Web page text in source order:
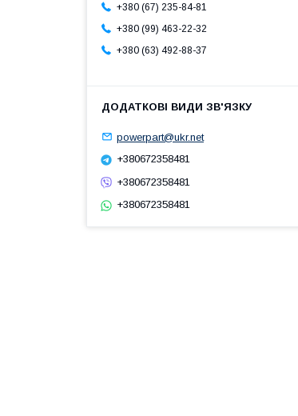
+380 (67) 235-84-81
+380 (99) 463-22-32
+380 (63) 492-88-37
powerpart@ukr.net
+380672358481
+380672358481
+380672358481